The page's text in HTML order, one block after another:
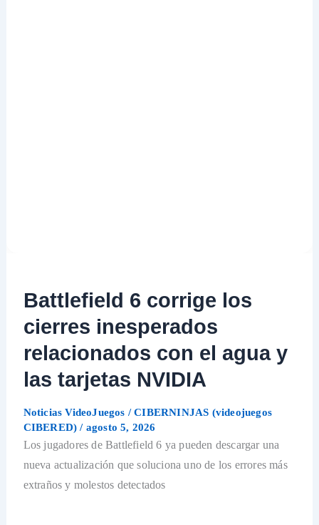
Battlefield 6 corrige los
cierres inesperados
relacionados con el agua y
las tarjetas NVIDIA
Noticias VideoJuegos /CIBERNINJAS (videojuegos
CIBERED)/ agosto 5, 2026
Los jugadores de Battlefield 6 ya pueden descargar una
nueva actualización que soluciona uno de los errores más
extraños y molestos detectados